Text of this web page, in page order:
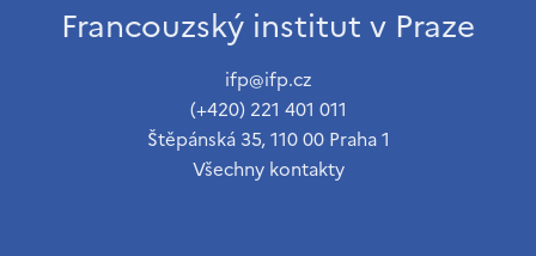
Francouzský institut v Praze
ifp@ifp.cz
(+420) 221 401 011
Štěpánská 35, 110 00 Praha 1
Všechny kontakty